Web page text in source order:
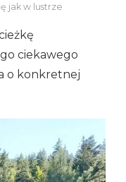
jak w lustrze
ciekawego
o konkretnej